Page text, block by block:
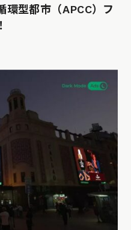
環型都市（APCC）フ